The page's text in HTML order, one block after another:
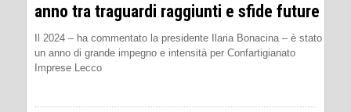
anno tra traguardi raggiunti e sfide future
Il 2024 – ha commentato la presidente Ilaria Bonacina – è stato
un anno di grande impegno e intensità per Confartigianato
Imprese Lecco